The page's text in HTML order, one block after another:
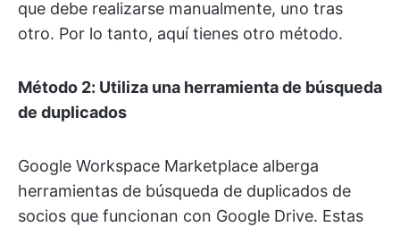
que debe realizarse manualmente, uno tras
otro. Por lo tanto, aquí tienes otro método.
Método 2: Utiliza una herramienta de búsqueda
de duplicados
Google Workspace Marketplace alberga
herramientas de búsqueda de duplicados de
socios que funcionan con Google Drive. Estas